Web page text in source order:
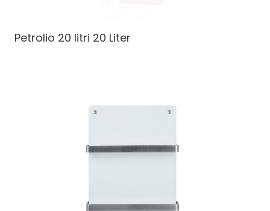
Petrolio 20 litri 20 Liter